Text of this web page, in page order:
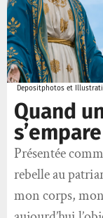
Depositphotos et
Quand
Présentée
rebelle au
mon corps,